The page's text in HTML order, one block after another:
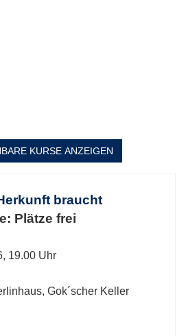
KURSE ANZEIGEN
braucht
Plätze frei
19.00 Uhr
Gok´scher Keller